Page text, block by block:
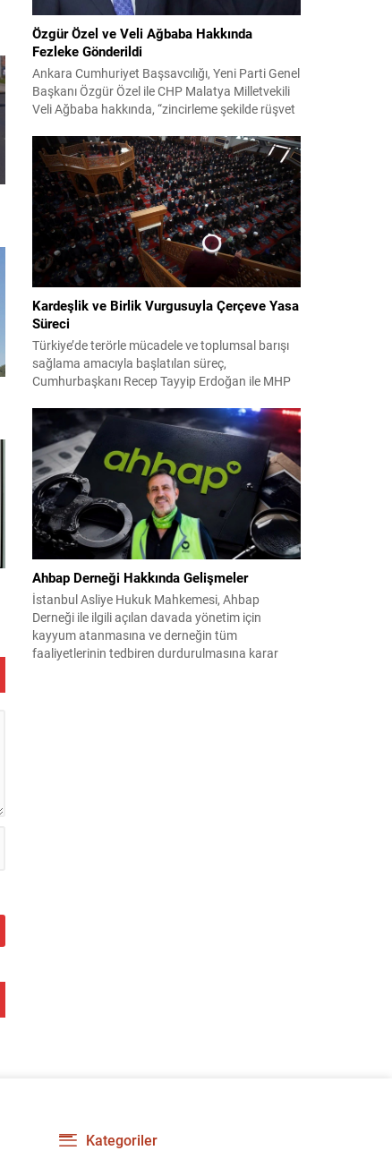
Özgür Özel ve Veli Ağbaba Hakkında
Fezleke Gönderildi
Ankara Cumhuriyet Başsavcılığı, Yeni Parti Genel
Başkanı Özgür Özel ile CHP Malatya Milletvekili
Veli Ağbaba hakkında, “zincirleme şekilde rüşvet
Adalet Bakanlığı’na sevk etti. Fezlekeler, 31 Mart
2024 yerel seçimleri ve 4-5 Kasım 2023’teki CHP
38. Olağan Kurultayı sürecine ilişkin iddiaları
kapsıyor. Daha önce Antalya ve İstanbul...
Kardeşlik ve Birlik Vurgusuyla Çerçeve Yasa
Süreci
Türkiye’de terörle mücadele ve toplumsal barışı
sağlama amacıyla başlatılan süreç,
Cumhurbaşkanı Recep Tayyip Erdoğan ile MHP
bir döneme girdi. Yaklaşık iki yıldır devam eden
çalışmaların ardından şimdi sürecin yasal zemini,
12 maddelik bir çerçeve yasa ile şekillendiriliyor.
Bugün komisyonda görüşülecek olan bu yasa
taslağı,...
Ahbap Derneği Hakkında Gelişmeler
İstanbul Asliye Hukuk Mahkemesi, Ahbap
Derneği ile ilgili açılan davada yönetim için
kayyum atanmasına ve derneğin tüm
faaliyetlerinin tedbiren durdurulmasına karar
Kategoriler